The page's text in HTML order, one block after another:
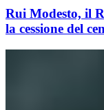
Rui Modesto, il
la cessione del